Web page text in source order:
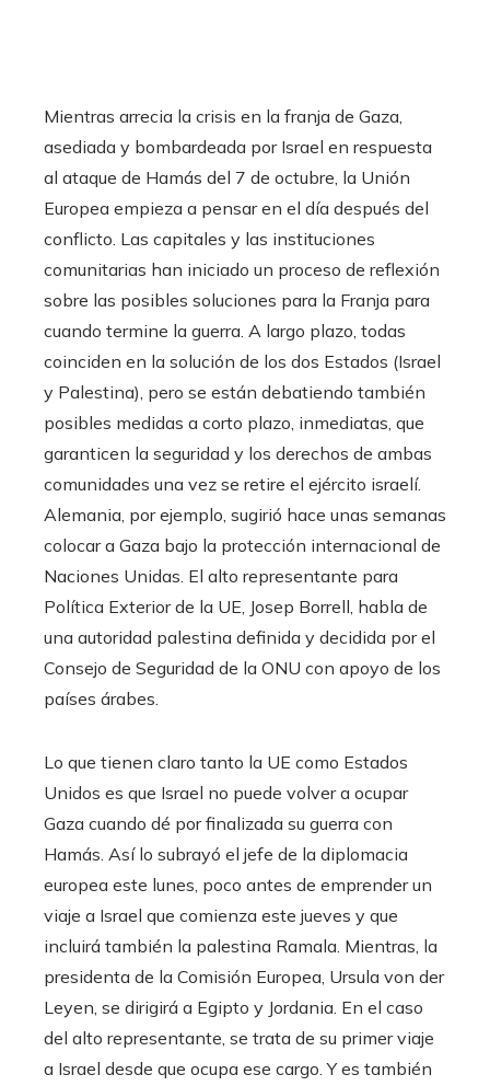
Mientras arrecia la crisis en la franja de Gaza,
asediada y bombardeada por Israel en respuesta
al ataque de Hamás del 7 de octubre, la Unión
Europea empieza a pensar en el día después del
conflicto. Las capitales y las instituciones
comunitarias han iniciado un proceso de reflexión
sobre las posibles soluciones para la Franja para
cuando termine la guerra. A largo plazo, todas
coinciden en la solución de los dos Estados (Israel
y Palestina), pero se están debatiendo también
posibles medidas a corto plazo, inmediatas, que
garanticen la seguridad y los derechos de ambas
comunidades una vez se retire el ejército israelí.
Alemania, por ejemplo, sugirió hace unas semanas
colocar a Gaza bajo la protección internacional de
Naciones Unidas. El alto representante para
Política Exterior de la UE, Josep Borrell, habla de
una autoridad palestina definida y decidida por el
Consejo de Seguridad de la ONU con apoyo de los
países árabes.
Lo que tienen claro tanto la UE como Estados
Unidos es que Israel no puede volver a ocupar
Gaza cuando dé por finalizada su guerra con
Hamás. Así lo subrayó el jefe de la diplomacia
europea este lunes, poco antes de emprender un
viaje a Israel que comienza este jueves y que
incluirá también la palestina Ramala. Mientras, la
presidenta de la Comisión Europea, Ursula von der
Leyen, se dirigirá a Egipto y Jordania. En el caso
del alto representante, se trata de su primer viaje
a Israel desde que ocupa ese cargo. Y es también